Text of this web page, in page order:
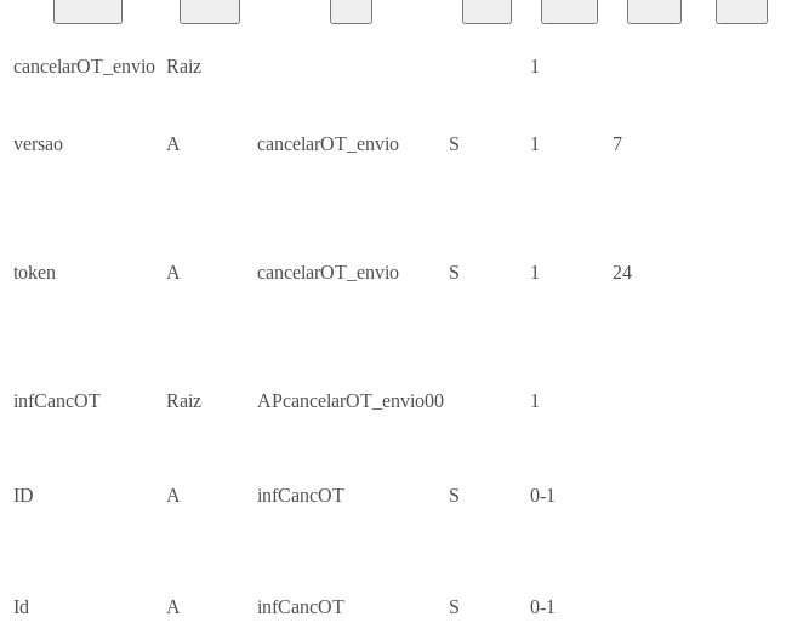
cancelarOT_envio Raiz 1
versao A cancelarOT_envio S 1 7
token A cancelarOT_envio S 1 24
infCancOT Raiz APcancelarOT_envio00 1
ID A infCancOT S 0-1
Id A infCancOT S 0-1